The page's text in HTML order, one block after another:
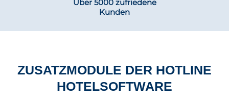
Über 5000 zufriedene
Kunden
ZUSATZMODULE DER HOTLINE
HOTELSOFTWARE